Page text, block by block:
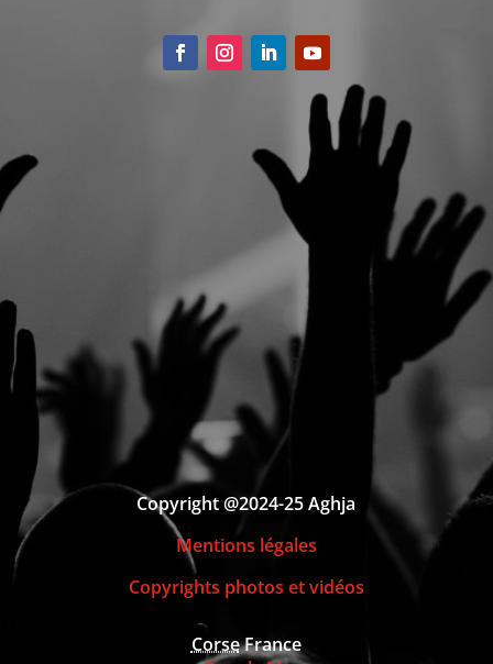
Copyright @2024-25 Aghja
Mentions légales
Copyrights photos et vidéos
CorseFrance